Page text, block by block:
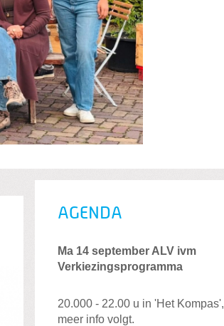
AGENDA
Ma 14 september ALV ivm
Verkiezingsprogramma
20.000 - 22.00 u in 'Het Kompas',
meer info volgt.